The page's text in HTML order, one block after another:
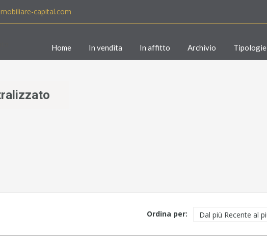
capital.com
Home In vendita In affitto Archivio Tipologie
Ordina per: